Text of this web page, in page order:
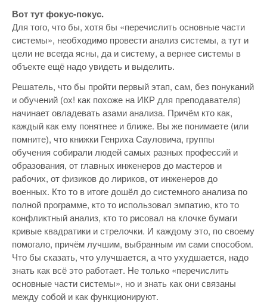
Вот тут фокус-покус.
Для того, что бы, хотя бы «перечислить основные части
системы», необходимо провести анализ системы, а тут и
цели не всегда ясны, да и систему, а вернее системы в
объекте ещё надо увидеть и выделить.
Решатель, что бы пройти первый этап, сам, без понуканий
и обучений (ох! как похоже на ИКР для преподавателя)
начинает овладевать азами анализа. Причём кто как,
каждый как ему понятнее и ближе. Вы же понимаете (или
помните), что книжки Генриха Сауловича, группы
обучения собирали людей самых разных профессий и
образования, от главных инженеров до мастеров и
рабочих, от физиков до лириков, от инженеров до
военных. Кто то в итоге дошёл до системного анализа по
полной программе, кто то использовал эмпатию, кто то
конфликтный анализ, кто то рисовал на клочке бумаги
кривые квадратики и стрелочки. И каждому это, по своему
помогало, причём лучшим, выбранным им сами способом.
Что бы сказать, что улучшается, а что ухудшается, надо
знать как всё это работает. Не только «перечислить
основные части системы», но и знать как они связаны
между собой и как функционируют.